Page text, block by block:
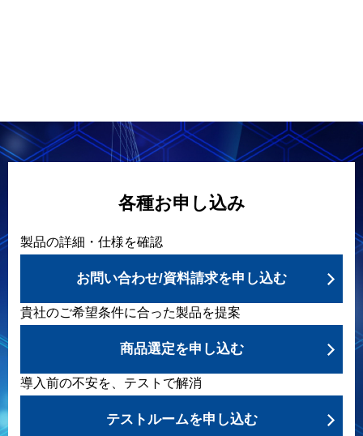
各種お申し込み
製品の詳細・仕様を確認
お問い合わせ/資料請求を申し込む
貴社のご希望条件に合った製品を提案
商品選定を申し込む
導入前の不安を、テストで解消
テストルームを申し込む